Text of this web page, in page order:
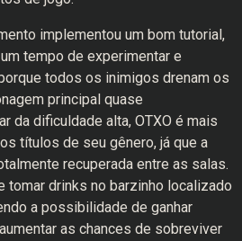
implementou um bom tutorial,
tempo de experimentar e
todos os inimigos drenam os
principal quase
da dificuldade alta, OTXO é mais
títulos de seu gênero, já que a
recuperada entre as salas.
tomar drinks no barzinho localizado
a possibilidade de ganhar
as chances de sobreviver